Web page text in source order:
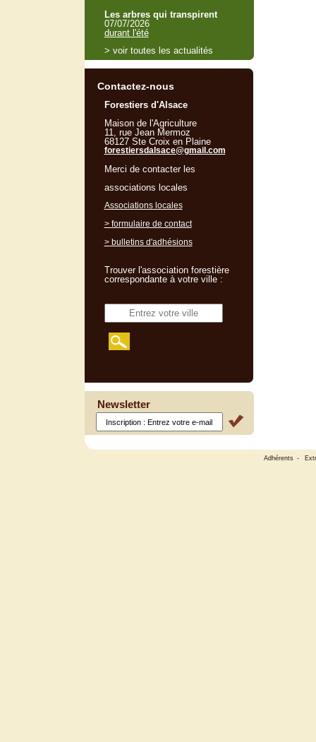
Les arbres qui transpirent
07/07/2026
durant l'été
> voir toutes les actualités
Contactez-nous
Forestiers d'Alsace
Maison de l'Agriculture
11, rue Jean Mermoz
68127 Ste Croix en Plaine
forestiersdalsace@gmail.com
Merci de contacter les
associations locales
Associations locales
> formulaire de contact
> bulletins d'adhésions
Trouver l'association forestière
correspondante à votre ville :
Newsletter
Adhérents -